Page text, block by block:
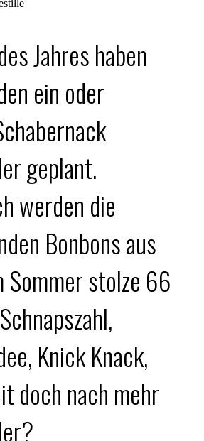
Jahres haben
ein oder
geplant.
werden die
Bonbons aus
Sommer stolze 66
Knick Knack,
doch nach mehr